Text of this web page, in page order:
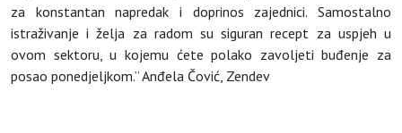
za konstantan napredak i doprinos zajednici. Samostalno
istraživanje i želja za radom su siguran recept za uspjeh u
ovom sektoru, u kojemu ćete polako zavoljeti buđenje za
posao ponedjeljkom.” Anđela Čović, Zendev